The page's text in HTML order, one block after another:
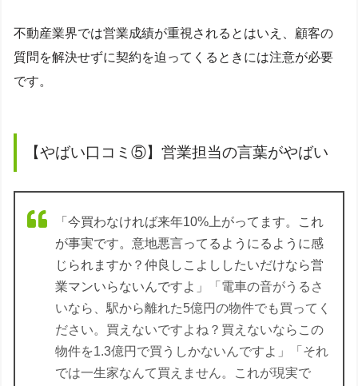
不動産業界では営業成績が重視されるとはいえ、顧客の
質問を解決せずに契約を迫ってくるときには注意が必要
です。
【やばい口コミ⑤】営業担当の言葉がやばい
「今買わなければ来年10%上がってます。これ
が事実です。意地悪言ってるようにるように感
じられますか？仲良しこよししたいだけなら営
業マンいらないんですよ」
「電車の音がうるさ
いなら、駅から離れた5億円の物件でも買ってく
ださい。買えないですよね？買えないならこの
物件を1.3億円で買うしかないんですよ」
「それ
では一生家なんて買えません。これが現実で